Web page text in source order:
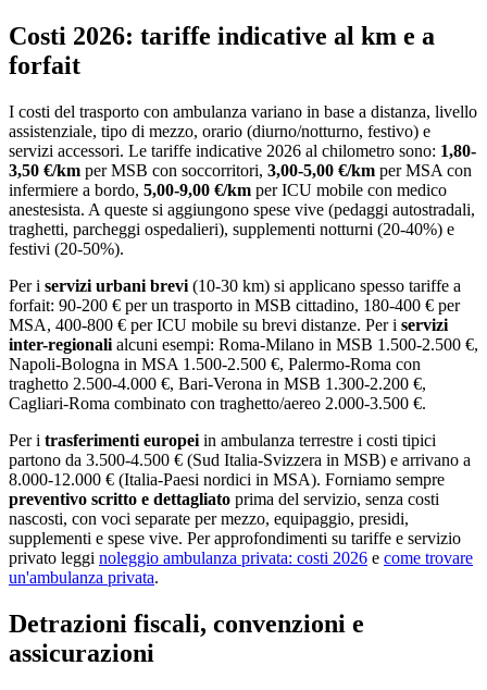
Costi 2026: tariffe indicative al km e a
forfait
I costi del trasporto con ambulanza variano in base a distanza, livello
assistenziale, tipo di mezzo, orario (diurno/notturno, festivo) e
servizi accessori. Le tariffe indicative 2026 al chilometro sono: 1,80-
3,50 €/km per MSB con soccorritori, 3,00-5,00 €/km per MSA con
infermiere a bordo, 5,00-9,00 €/km per ICU mobile con medico
anestesista. A queste si aggiungono spese vive (pedaggi autostradali,
traghetti, parcheggi ospedalieri), supplementi notturni (20-40%) e
festivi (20-50%).
Per i servizi urbani brevi (10-30 km) si applicano spesso tariffe a
forfait: 90-200 € per un trasporto in MSB cittadino, 180-400 € per
MSA, 400-800 € per ICU mobile su brevi distanze. Per i servizi
inter-regionali alcuni esempi: Roma-Milano in MSB 1.500-2.500 €,
Napoli-Bologna in MSA 1.500-2.500 €, Palermo-Roma con
traghetto 2.500-4.000 €, Bari-Verona in MSB 1.300-2.200 €,
Cagliari-Roma combinato con traghetto/aereo 2.000-3.500 €.
Per i trasferimenti europei in ambulanza terrestre i costi tipici
partono da 3.500-4.500 € (Sud Italia-Svizzera in MSB) e arrivano a
8.000-12.000 € (Italia-Paesi nordici in MSA). Forniamo sempre
preventivo scritto e dettagliato prima del servizio, senza costi
nascosti, con voci separate per mezzo, equipaggio, presidi,
supplementi e spese vive. Per approfondimenti su tariffe e servizio
privato leggi noleggio ambulanza privata: costi 2026 e come trovare
un'ambulanza privata.
Detrazioni fiscali, convenzioni e
assicurazioni